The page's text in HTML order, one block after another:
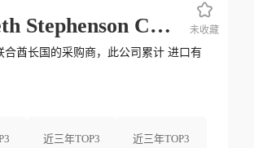
Elisabeth Stephenson Cosmetics Traiding Llc
合酋长国的采购商，此公司累计 进口有
近三年TOP3
近三年TOP3
未收藏